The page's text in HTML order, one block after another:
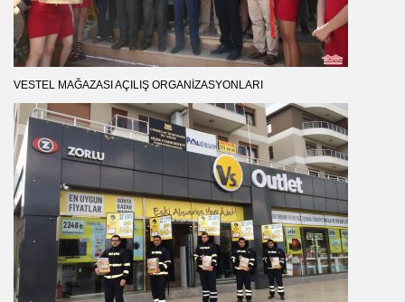
VESTEL MAĞAZASI AÇILIŞ ORGANIZASYONLARI